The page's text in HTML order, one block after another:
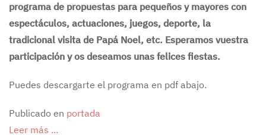
programa de propuestas para pequeños y mayores con
espectáculos, actuaciones, juegos, deporte, la
tradicional visita de Papá Noel, etc. Esperamos vuestra
participación y os deseamos unas felices fiestas.
Puedes descargarte el programa en pdf abajo.
Publicado en portada
Leer más ...